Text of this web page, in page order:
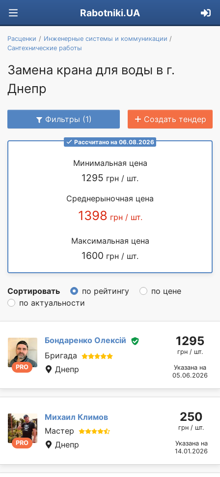
Rabotniki.UA
Расценки
Инженерные системы и коммуникации
Сантехнические работы
Замена крана для воды в г.
Днепр
Фильтры (1) Создать тендер
Рассчитано на 06.08.2026
Минимальная цена
1295 грн / шт.
Среднерыночная цена
1398 грн / шт.
Максимальная цена
1600 грн / шт.
Сортировать по рейтингу
по цене
по актуальности
PRO
Бондаренко Олексій
Бригада
Днепр
1295
грн / шт.
Указана на
05.06.2026
PRO
Михаил Климов
Мастер
Днепр
250
грн / шт.
Указана на
14.01.2026